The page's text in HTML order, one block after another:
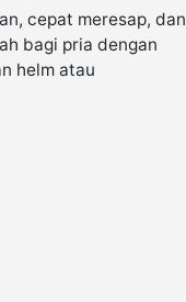
cepat meresap, dan
bagi pria dengan
helm atau